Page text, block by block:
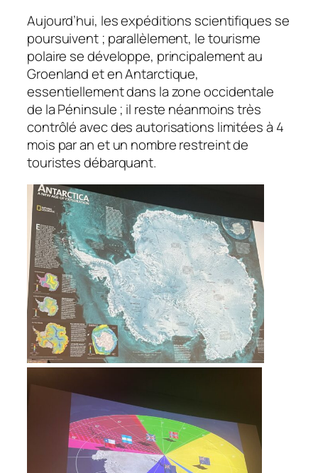
Aujourd’hui, les expéditions scientifiques se
poursuivent ; parallèlement, le tourisme
polaire se développe, principalement au
Groenland et en Antarctique,
essentiellement dans la zone occidentale
de la Péninsule ; il reste néanmoins très
contrôlé avec des autorisations limitées à 4
mois par an et un nombre restreint de
touristes débarquant.